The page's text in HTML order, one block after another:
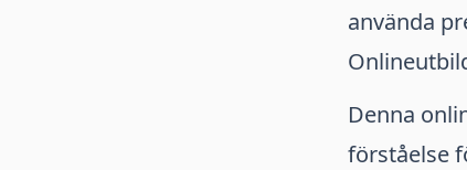
använda
Denna
förståelse